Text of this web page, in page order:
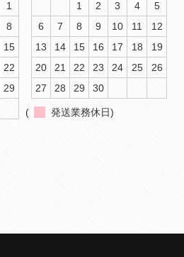
1
8
15
22
29
1
2 3 4
5
6
7 8 9 10 11
12
13
14 15 16 17 18
19
20
21 22 23 24 25
26
27
28 29 30
( 発送業務休日)